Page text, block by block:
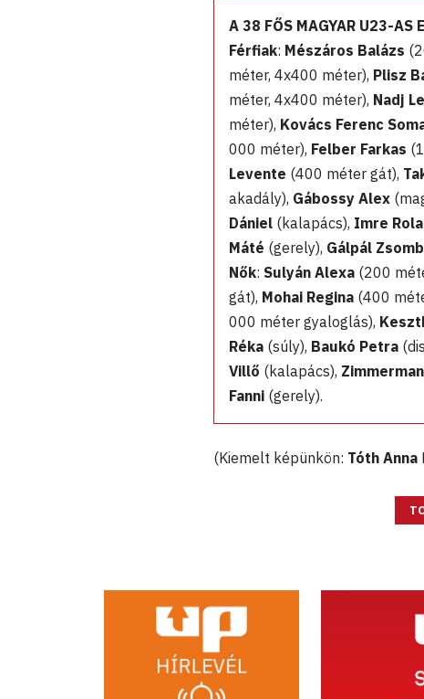
A 38 FŐS MAGYAR U23-AS
Férfiak: Mészáros Balázs
méter, 4x400 méter), Plisz
méter, 4x400 méter), Nadj
méter), Kovács Ferenc
000 méter), Felber Farkas
Levente (400 méter gát),
akadály), Gábossy Alex
Dániel (kalapács), Imre
Máté (gerely), Gálpál
Nők: Sulyán Alexa (200
gát), Mohai Regina (400
000 méter gyaloglás),
Réka (súly), Baukó Petra
Villő (kalapács),
Fanni (gerely).
(Kiemelt képünkön: Tóth Anna